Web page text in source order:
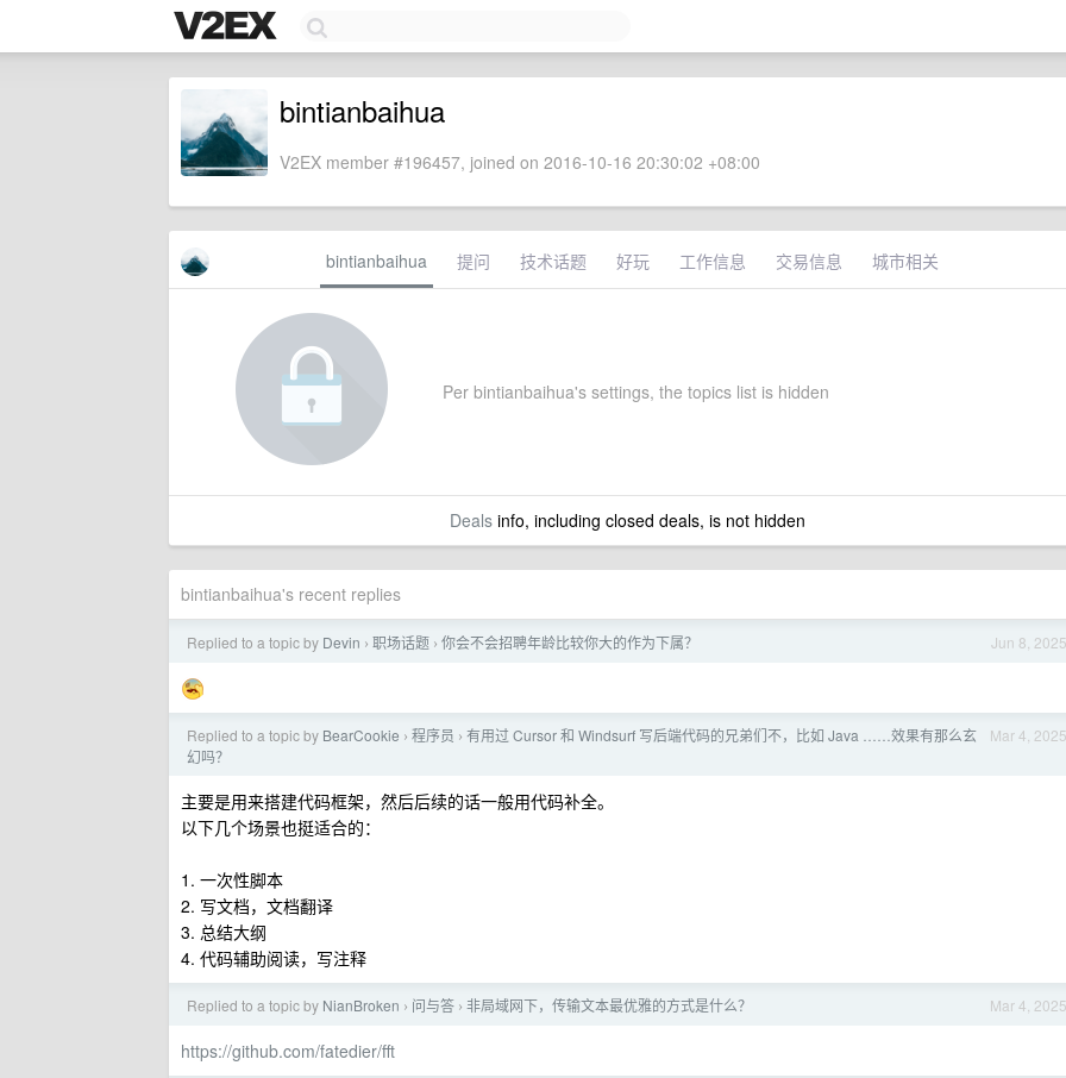
bintianbaihua
V2EX member #196457, joined on 2016-10-16 20:30:02 +08:00
bintianbaihua 提问 技术话题 好玩 工作信息 交易信息 城市相关
Per bintianbaihua's settings, the topics list is hidden
Dealsinfo, including closed deals, is not hidden
bintianbaihua's recent replies
Jun 8, 2025
Replied to a topic by Devin › 职场话题 › 你会不会招聘年龄比较你大的作为下属？
Mar 4, 2025
Replied to a topic by BearCookie › 程序员 › 有用过 Cursor 和 Windsurf 写后端代码的兄弟们不，比如 Java ……效果有那么玄
幻吗？
主要是用来搭建代码框架，然后后续的话一般用代码补全。
以下几个场景也挺适合的：
1. 一次性脚本
2. 写文档，文档翻译
3. 总结大纲
4. 代码辅助阅读，写注释
Mar 4, 2025
Replied to a topic by NianBroken › 问与答 › 非局域网下，传输文本最优雅的方式是什么？
https://github.com/fatedier/fft